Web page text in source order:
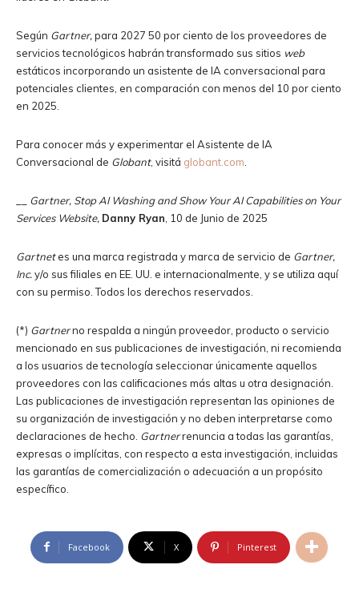
Según Gartner,para 2027 50 por ciento de los proveedores de
servicios tecnológicos habrán transformado sus sitios web
estáticos incorporando un asistente de IA conversacional para
potenciales clientes, en comparación con menos del 10 por ciento
en 2025.
Para conocer más y experimentar el Asistente de IA
Conversacional de Globant, visitá globant.com
Gartner, Stop AI Washing and Show Your AI Capabilities on Your
Services Website, Danny Ryan , 10 de Junio de 2025
Gartnetes una marca registrada y marca de servicio de Gartner,
Inc.y/o sus filiales en EE. UU. e internacionalmente, y se utiliza aquí
con su permiso. Todos los derechos reservados.
(*) Gartnerno respalda a ningún proveedor, producto o servicio
mencionado en sus publicaciones de investigación, ni recomienda
a los usuarios de tecnología seleccionar únicamente aquellos
proveedores con las calificaciones más altas u otra designación.
Las publicaciones de investigación representan las opiniones de
su organización de investigación y no deben interpretarse como
declaraciones de hecho. Gartnerrenuncia a todas las garantías,
expresas o implícitas, con respecto a esta investigación, incluidas
las garantías de comercialización o adecuación a un propósito
específico.
Facebook X Pinterest